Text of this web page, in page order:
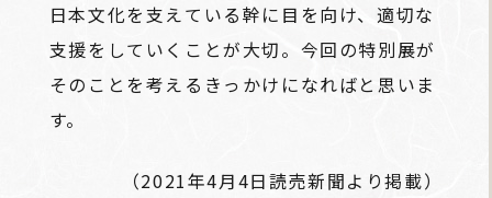
日本文化を支えている幹に目を向け、適切な
支援をしていくことが大切。今回の特別展が
そのことを考えるきっかけになればと思いま
す。
（2021年4月4日読売新聞より掲載）